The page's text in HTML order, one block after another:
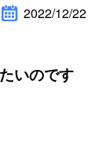
2022/12/22
いのです